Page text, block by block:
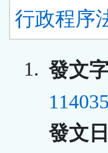
行政程序
1. 發文
發文